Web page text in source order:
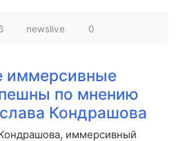
newslive 0
иммерсивные
по мнению
Кондрашова
иммерсивный